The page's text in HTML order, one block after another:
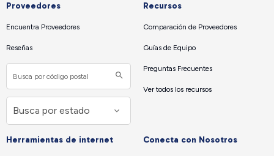
Proveedores
Encuentra Proveedores
Reseñas
Recursos
Comparación de Proveedores
Guías de Equipo
Preguntas Frecuentes
Ver todos los recursos
Herramientas de internet Conecta con Nosotros